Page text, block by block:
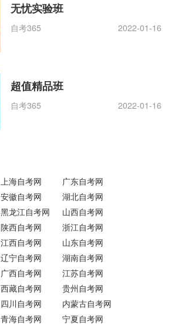
无忧实验班
自考365 2022-01-16
超值精品班
自考365 2022-01-16
上海自考网
广东自考网
安徽自考网
湖北自考网
黑龙江自考网
山西自考网
陕西自考网
浙江自考网
江西自考网
山东自考网
辽宁自考网
湖南自考网
广西自考网
江苏自考网
西藏自考网
贵州自考网
四川自考网
内蒙古自考网
青海自考网
宁夏自考网